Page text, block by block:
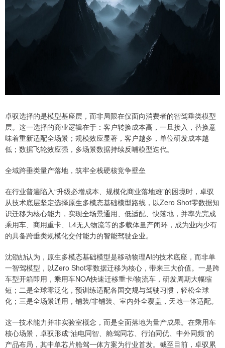
卓驭选择的是模型基座层，而非局限在仅面向消费者的智驾垂类模型
层。这一选择的商业逻辑在于：客户转换成本高，一旦接入，替换意
味着重新适配全场景；规模效应显著，客户越多，单位研发成本越
低；数据飞轮效应强，多场景数据持续反哺模型迭代。
全域跨垂类量产落地，筑牢全栈硬核竞争壁垒
在行业普遍陷入“升级必增成本、规模化商业落地难”的困境时，卓驭
从技术底层坚定选择原生多模态基础模型路线，以Zero Shot零数据知
识迁移为核心能力，实现全场景通用、低适配、快落地，并率先完成
乘用车、商用重卡、L4无人物流等的多载体量产闭环，成为业内少有
的具备跨垂类规模化交付能力的智能驾驶企业。
沈劭劼认为，原生多模态基础模型是移动物理AI的技术底座，而非单
一智驾模型，以Zero Shot零数据迁移为核心，带来三大价值。一是跨
车型开箱即用，乘用车NOA快速迁移重卡/物流车，研发周期大幅缩
短；二是全球零泛化，预训练适配各国交规与驾驶习惯，轻松全球
化；三是全场景通用，铺装/非铺装、室内外全覆盖，天地一体适配。
这一技术能力并非实验室概念，而是全面落地为量产成果。在乘用车
核心场景，卓驭形成“油电同智、舱驾同芯、行泊同优、中外同频”的
产品布局，其中单芯片舱驾一体方案为行业首发。截至目前，卓驭累